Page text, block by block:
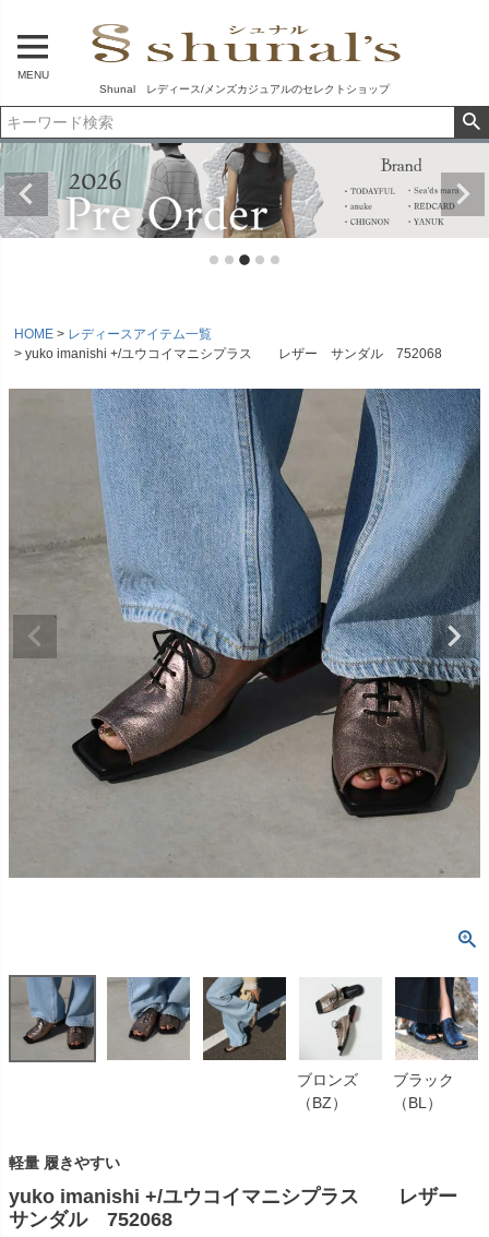
MENU
Shunal レディース/メンズカジュアルのセレクトショップ
HOME
レディースアイテム一覧
yuko imanishi +/ユウコイマニシプラス レザー サンダル 752068
ブロンズ
（BZ）
ブラック
（BL）
軽量 履きやすい
yuko imanishi +/ユウコイマニシプラス レザー
サンダル 752068